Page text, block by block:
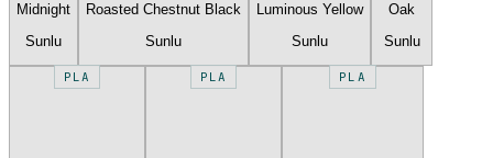
Midnight
Sunlu
Roasted Chestnut Black
Sunlu
Luminous Yellow
Sunlu
Oak
Sunlu
PLA PLA PLA